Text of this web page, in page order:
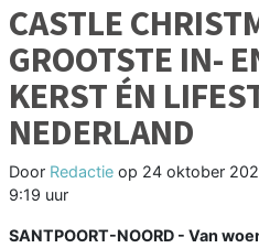
CASTLE
GROOTSTE IN-
KERST ÉN
NEDERLAND
Door Redactie op 24 oktober
9:19 uur
SANTPOORT-NOORD - Van